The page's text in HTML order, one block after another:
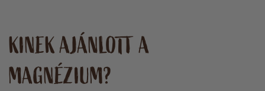
KINEK AJÁNLOTT A
MAGNÉZIUM?